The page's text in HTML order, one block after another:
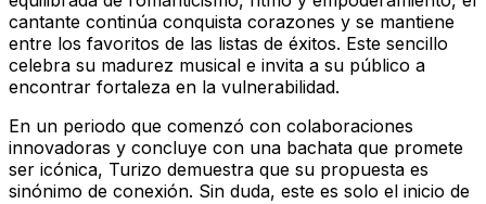
cantante continúa conquista corazones y se mantiene
entre los favoritos de las listas de éxitos. Este sencillo
celebra su madurez musical e invita a su público a
encontrar fortaleza en la vulnerabilidad.
En un periodo que comenzó con colaboraciones
innovadoras y concluye con una bachata que promete
ser icónica, Turizo demuestra que su propuesta es
sinónimo de conexión. Sin duda, este es solo el inicio de